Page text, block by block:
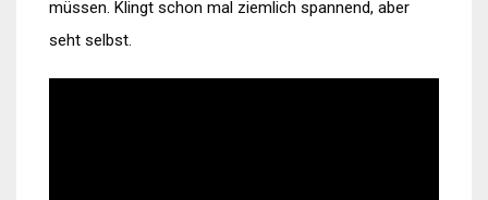
müssen. Klingt schon mal ziemlich spannend, aber
seht selbst.